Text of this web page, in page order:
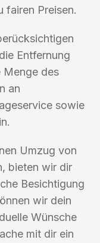
fairen Preisen.
Entfernung
Menge des
an
sowie
Umzug von
bieten wir dir
Besichtigung
wir dein
Wünsche
mit dir ein